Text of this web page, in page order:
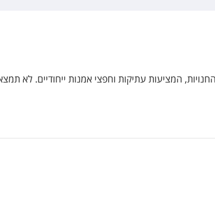
המציעות עתיקות וחפצי אמנות ייחודיים. לא